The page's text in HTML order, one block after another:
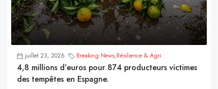
juillet 23, 2026 Breaking News,Résilience & Agri
4,8 millions d’euros pour 874 producteurs victimes
des tempêtes en Espagne.